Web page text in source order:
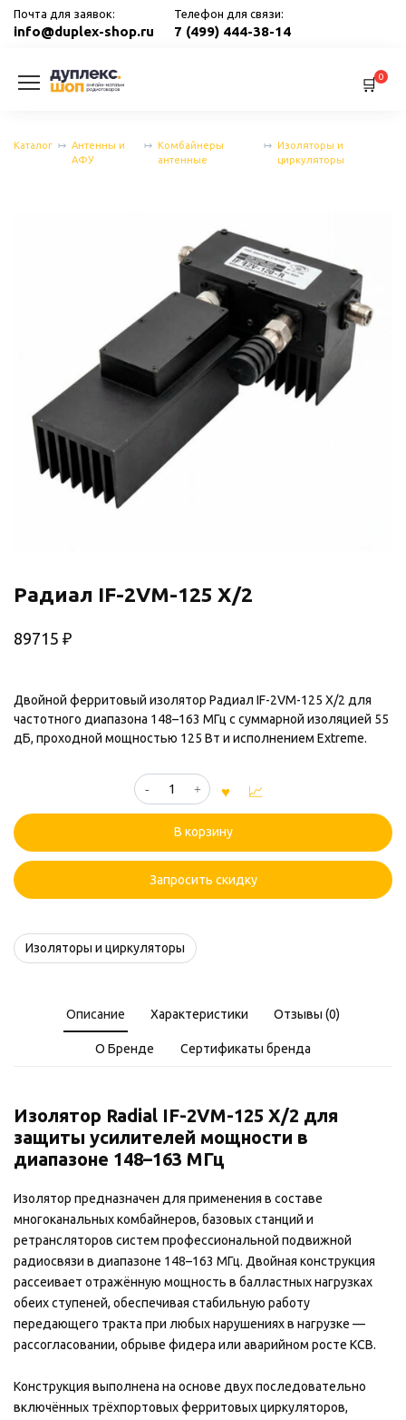
Перейти
Почта для заявок:
info@duplex-shop.ru
Телефон для связи:
7 (499) 444-38-14
0
Каталог
Антенны и
АФУ
Комбайнеры
антенные
Изоляторы и
циркуляторы
Радиал IF-2VM-125 X/2
89715 ₽
Двойной ферритовый изолятор Радиал IF-2VM-125 X/2 для
частотного диапазона 148–163 МГц с суммарной изоляцией 55
дБ, проходной мощностью 125 Вт и исполнением Extreme.
Количество
товара
2VM-
125
X/2
В корзину
Запросить скидку
Изоляторы и циркуляторы
Описание Характеристики Отзывы (0)
О Бренде Сертификаты бренда
Изолятор Radial IF-2VM-125 X/2 для
защиты усилителей мощности в
диапазоне 148–163 МГц
Изолятор предназначен для применения в составе
многоканальных комбайнеров, базовых станций и
ретрансляторов систем профессиональной подвижной
радиосвязи в диапазоне 148–163 МГц. Двойная конструкция
рассеивает отражённую мощность в балластных нагрузках
обеих ступеней, обеспечивая стабильную работу
передающего тракта при любых нарушениях в нагрузке —
рассогласовании, обрыве фидера или аварийном росте КСВ.
Конструкция выполнена на основе двух последовательно
включённых трёхпортовых ферритовых циркуляторов,